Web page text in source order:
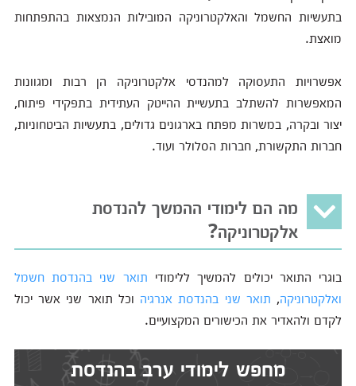
בתעשיות החשמל והאלקטרוניקה המובילות הנמצאות בהתפתחות
מואצת.
אפשרויות התעסוקה למהנדסי אלקטרוניקה הן רבות ומגוונות
המאפשרות להשתלב בתעשיית ההייטק העתידית בתפקידי פיתוח,
יצור ובקרה, במשרות מפתח בארגונים גדולים, בתעשיות הביטחוניות,
חברות התקשורת, חברות הסלולר ועוד.
מה הם לימודי ההמשך להנדסת
אלקטרוניקה?
בוגרי התואר יכולים להמשיך ללימודי תואר שני בהנדסת חשמל
ואלקטרוניקה, תואר שני בהנדסת אנרגיה וכל תואר שני אשר יכול
לקדם ולהאדיר את הכישורים המקצועיים.
מחפש לימודי ערב בהנדסת